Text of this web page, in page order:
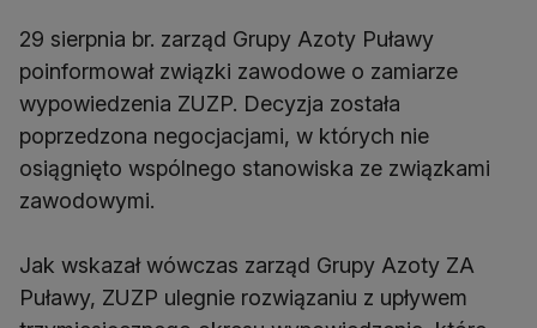
29 sierpnia br. zarząd Grupy Azoty Puławy
poinformował związki zawodowe o zamiarze
wypowiedzenia ZUZP. Decyzja została
poprzedzona negocjacjami, w których nie
osiągnięto wspólnego stanowiska ze związkami
zawodowymi.
Jak wskazał wówczas zarząd Grupy Azoty ZA
Puławy, ZUZP ulegnie rozwiązaniu z upływem